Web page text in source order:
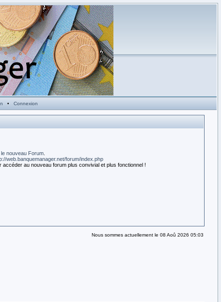
• Connexion
le nouveau Forum
web.banquemanager.net/forum/index.php
au nouveau forum plus convivial et plus fonctionnel !
Nous sommes actuellement le 08 Aoû 2026 05:03